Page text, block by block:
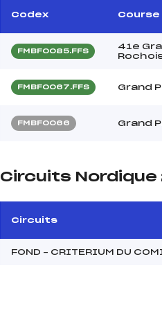
Codex Course
FMBF0085.FFS
41e
FMBF0067.FFS Grand
FMBF0066 Grand
Circuits Nordique
Circuits
FOND – CRITERIUM DU